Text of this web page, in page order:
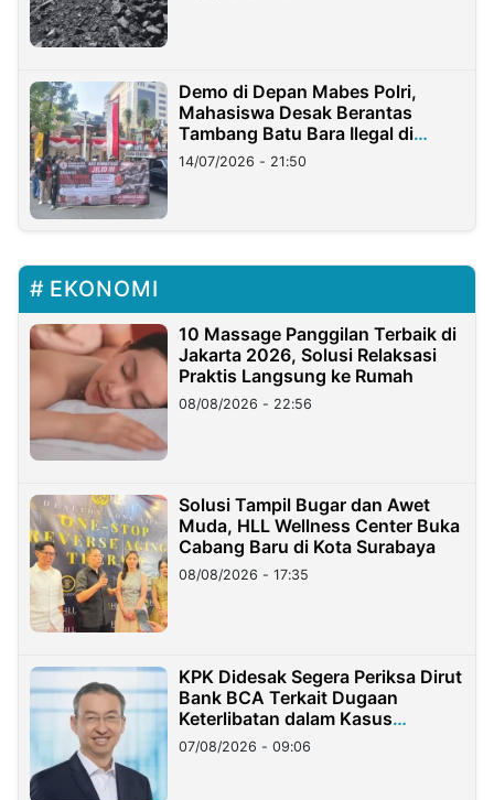
Demo di Depan Mabes Polri,
Mahasiswa Desak Berantas
Tambang Batu Bara Ilegal di
Lampung
14/07/2026 - 21:50
EKONOMI
10 Massage Panggilan Terbaik di
Jakarta 2026, Solusi Relaksasi
Praktis Langsung ke Rumah
08/08/2026 - 22:56
Solusi Tampil Bugar dan Awet
Muda, HLL Wellness Center Buka
Cabang Baru di Kota Surabaya
08/08/2026 - 17:35
KPK Didesak Segera Periksa Dirut
Bank BCA Terkait Dugaan
Keterlibatan dalam Kasus
Hilangnya Dana Nasabah Rp2,58
Miliar
07/08/2026 - 09:06